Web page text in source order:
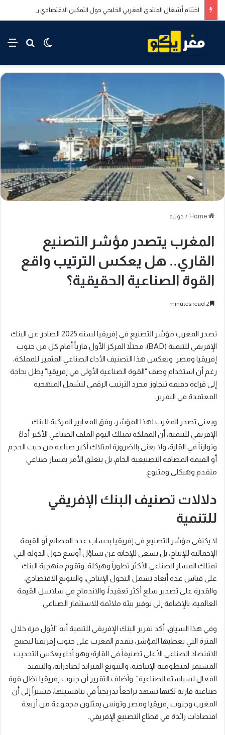
for
Switch skin
/ دولية
المغرب يتصدر مؤشر التصنيع
القاري.. هل يعكس الترتيب واقع
القوة الصناعية الحقيقية؟
تصدر المغرب مؤشر التصنيع في إفريقيا لسنة 2025 الصادر عن البنك
الإفريقي للتنمية (BAD)، محتلاً المركز الأول قارياً أمام كل من جنوب
إفريقيا ومصر. ويعكس هذا التصنيف الأداء الصناعي المتميز للمملكة،
رغم أن استخدام وصف "القوة الصناعية الأولى في إفريقيا" يظل بحاجة
إلى قراءة دقيقة تتجاوز مجرد الترتيب الرقمي لتشمل المنهجية
المعتمدة في التقرير.
ويعني تصدر المغرب لهذا المؤشر، وفق المعايير المركبة للبنك
الإفريقي للتنمية، أن المملكة تمتلك اليوم الملف الصناعي الأكثر أداءً
وتوازناً في القارة، ولا يعني بالضرورة امتلاك أكبر صناعة من حيث الحجم
أو القيمة المضافة التصنيعية الخام، بل يتعلق الأمر بمسار صناعي
متقدم وهيكلي ومتنوع.
دلالات تصنيف البنك الإفريقي
للتنمية
لا يكتفي مؤشر التصنيع في إفريقيا بحساب عدد المصانع أو القيمة
الإجمالية للإنتاج، بل يسعى للإجابة عن تساؤل أوسع حول الدولة التي
تمتلك المسار الصناعي الأكثر تطوراً وهيكلة. وتقوم منهجية البنك
على قياس عدة أبعاد تشمل التحول الإنتاجي، والتنويع الاقتصادي،
والقدرة على تصدير سلع أكثر تعقيداً، والاندماج في سلاسل القيمة
العالمية، بالإضافة إلى توفير بيئة ملائمة للاستثمار الصناعي.
وفي هذا السياق، أكد تقرير البنك الإفريقي للتنمية أنه "لأول مرة خلال
الفترة التي يغطيها المؤشر، يتقدم المغرب على جنوب إفريقيا ليصبح
الاقتصاد الصناعي الأعلى تصنيفاً في القارة؛ وهو أداء يعكس التحديث
المستمر لمنظومته الإنتاجية، والتنويع المتزايد لصادراته، والتنفيذ
الفعال لسياسته الصناعية". وأضاف التقرير أن جنوب إفريقيا تظل قوة
صناعية قارية لكنها تشهد تراجعاً تدريجياً في تنافسيتها، مشيراً إلى أن
المغرب وجنوب إفريقيا ومصر وتونس يمثلون مجموعة من أربعة
اقتصادات رائدة في قطاع التصنيع الإفريقي.